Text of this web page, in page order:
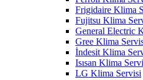
Frigidaire Klima
Fujitsu Klima
General Electric
Gree Klima
İndesit Klima
Isısan Klima
LG Klima Servisi